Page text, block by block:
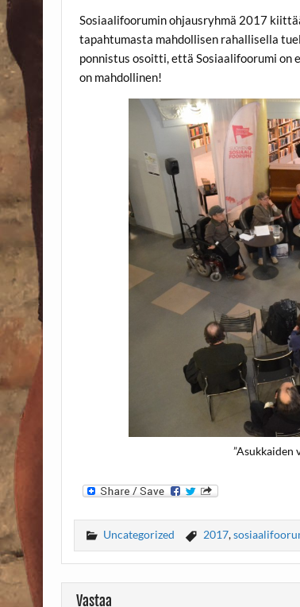
Sosiaalifoorumin ohjausryhmä 2017
tapahtumasta mahdollisen rahallisella
ponnistus osoitti, että Sosiaalifoorumi on
on mahdollinen!
”Asukkaiden
Uncategorized 2017,
Vastaa